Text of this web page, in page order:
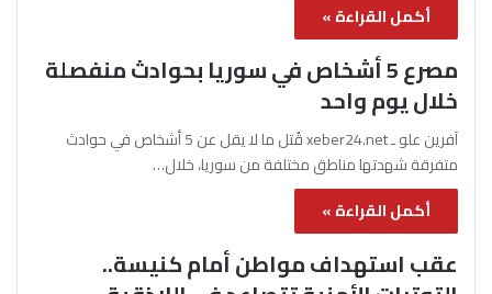
أكمل القراءة »
مصرع 5 أشخاص في سوريا بحوادث منفصلة
خلال يوم واحد
آفرين علو ـ xeber24.net قُتل ما لا يقل عن 5 أشخاص في حوادث
متفرقة شهدتها مناطق مختلفة من سوريا، خلال…
أكمل القراءة »
عقب استهداف مواطن أمام كنيسة..